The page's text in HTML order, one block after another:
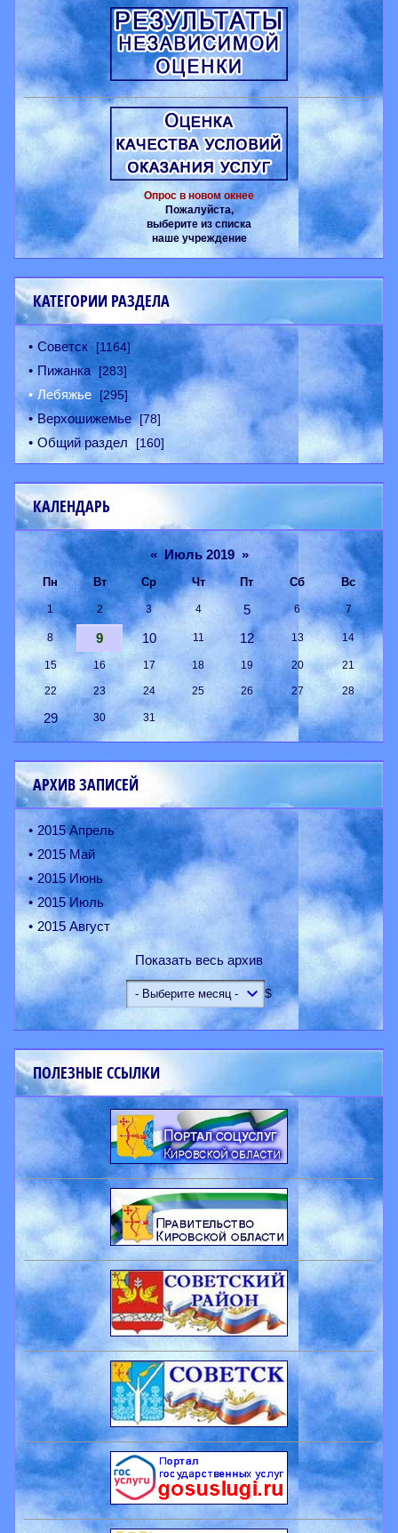
Опрос в новом окнее
Пожалуйста,
выберите из списка
наше учреждение
КАТЕГОРИИ РАЗДЕЛА
Советск [1164]
Пижанка [283]
Лебяжье [295]
Верхошижемье [78]
Общий раздел [160]
КАЛЕНДАРЬ
« Июль 2019 »
Пн Вт Ср Чт Пт Сб Вс
1 2 3 4 5 6 7
8 9 10 11 12 13 14
15 16 17 18 19 20 21
22 23 24 25 26 27 28
29 30 31
АРХИВ ЗАПИСЕЙ
2015 Апрель
2015 Май
2015 Июнь
2015 Июль
2015 Август
Показать весь архив
$
ПОЛЕЗНЫЕ ССЫЛКИ